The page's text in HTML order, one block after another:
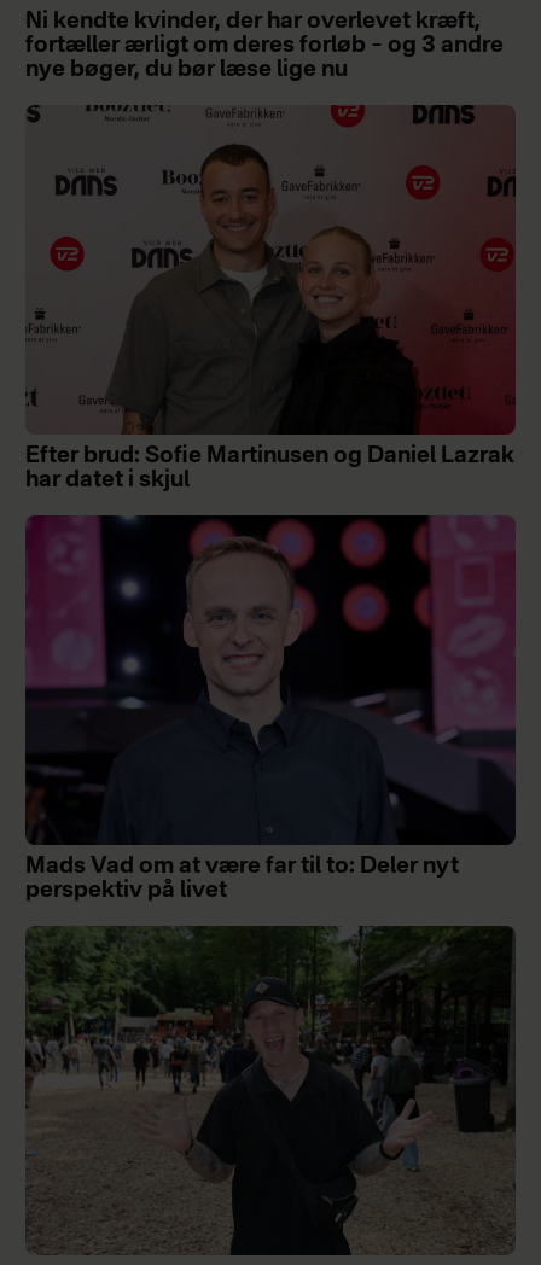
Ni kendte kvinder, der har overlevet kræft,
fortæller ærligt om deres forløb – og 3 andre
nye bøger, du bør læse lige nu
Efter brud: Sofie Martinusen og Daniel Lazrak
har datet i skjul
Mads Vad om at være far til to: Deler nyt
perspektiv på livet